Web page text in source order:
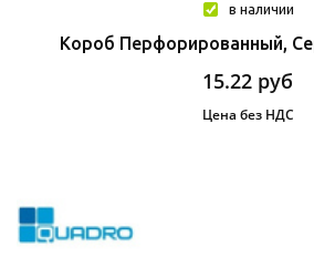
в наличии
Короб Перфорированный,
15.22 руб
Цена без НДС